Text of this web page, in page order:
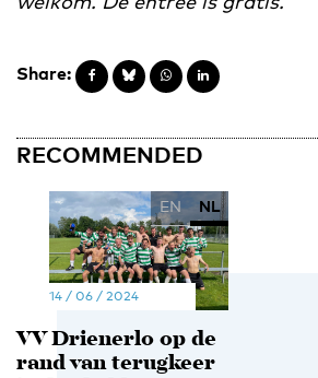
Share:
RECOMMENDED
EN NL
14 / 06 / 2024
VV Drienerlo op de
rand van terugkeer